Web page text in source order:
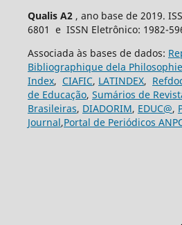
Qualis A2 , ano base de 2019.
6801 e ISSN Eletrônico: 1982-
Associada às bases de dados:
Bibliographique dela Philosophie
Index, CIAFIC, LATINDEX,
de Educação, Sumários de
Brasileiras, DIADORIM, EDUC@,
Journal,Portal de Periódicos